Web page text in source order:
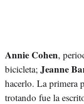
Annie Cohen,
bicicleta; Jeanne
hacerlo. La primera
trotando fue la